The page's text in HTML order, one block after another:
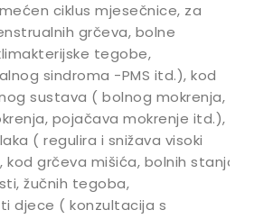
ciklus mjesečnice, za
grčeva, bolne
tegobe,
sindroma -PMS itd.), kod
sustava ( bolnog mokrenja,
pojačava mokrenje itd.),
( regulira i snižava visoki
kod grčeva mišića, bolnih stanja
žučnih tegoba,
djece ( konzultacija s